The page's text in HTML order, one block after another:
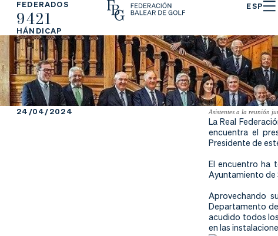
FEDERADOS
9421
HÁNDICAP
ESP
La
Fe
de
ra
Fe
de
ra
rs
Ju
ga
r
24/04/2024 Asistentes a la reunión
La Real
encuentra el
Presidente de
El encuentro ha
Ayuntamiento de
Aprovechando
Departamento
acudido todos
en las